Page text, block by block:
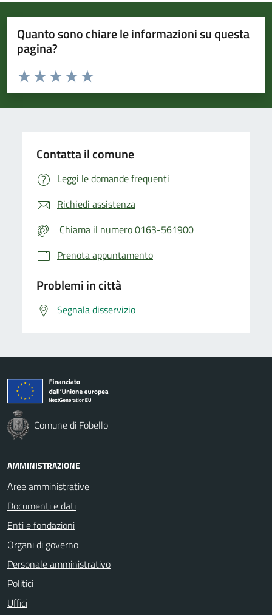
Quanto sono chiare le informazioni su questa
pagina?
Valuta da 1 a 5 stelle la pagina
Valuta 5 stelle su 5
Valuta 4 stelle su 5
Valuta 3 stelle su 5
Valuta 2 stelle su 5
Valuta 1 stelle su 5
Contatta il comune
Leggi le domande frequenti
Richiedi assistenza
Chiama il numero 0163-561900
Prenota appuntamento
Problemi in città
Segnala disservizio
Comune di Fobello
AMMINISTRAZIONE
Aree amministrative
Documenti e dati
Enti e fondazioni
Organi di governo
Personale amministrativo
Politici
Uffici